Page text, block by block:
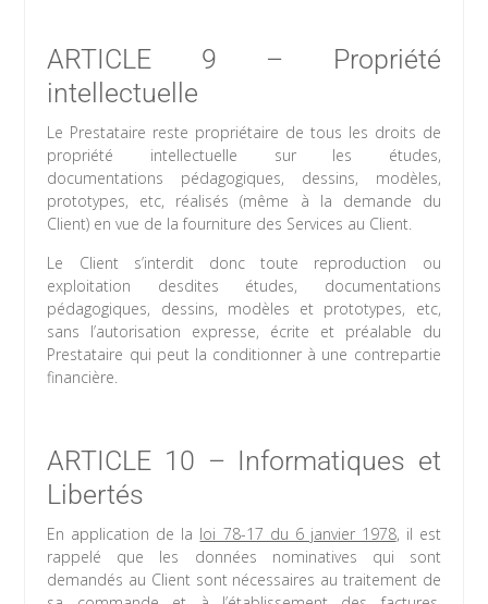
ARTICLE 9 – Propriété
intellectuelle
Le Prestataire reste propriétaire de tous les droits de
propriété intellectuelle sur les études,
documentations pédagogiques, dessins, modèles,
prototypes, etc, réalisés (même à la demande du
Client) en vue de la fourniture des Services au Client.
Le Client s’interdit donc toute reproduction ou
exploitation desdites études, documentations
pédagogiques, dessins, modèles et prototypes, etc,
sans l’autorisation expresse, écrite et préalable du
Prestataire qui peut la conditionner à une contrepartie
financière.
ARTICLE 10 – Informatiques et
Libertés
En application de la loi 78-17 du 6 janvier 1978, il est
rappelé que les données nominatives qui sont
demandés au Client sont nécessaires au traitement de